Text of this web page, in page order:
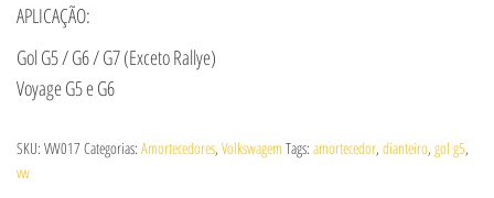
APLICAÇÃO:
Gol G5 / G6 / G7 (Exceto Rallye)
Voyage G5 e G6
SKU: VW017 Categorias: Amortecedores, Volkswagem Tags: amortecedor, dianteiro, gol g5,
vw